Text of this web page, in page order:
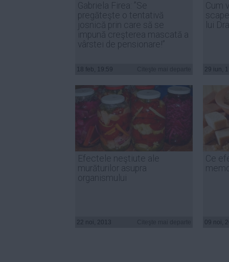
Gabriela Firea: ”Se
pregăteşte o tentativă
josnică prin care să se
impună creşterea mascată a
vârstei de pensionare!”
18 feb, 19:59
Cum
lui
29 iun,
Efectele neştiute ale
murăturilor asupra
organismului
22 noi, 2013
Ce
09 noi,